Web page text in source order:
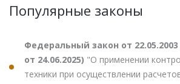
Популярные законы
Федеральный закон от
от 24.06.2025) "О применении
техники при осуществлении